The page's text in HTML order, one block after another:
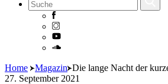
Skip
to
Home Magazin Die lange Nacht der
27. September 2021